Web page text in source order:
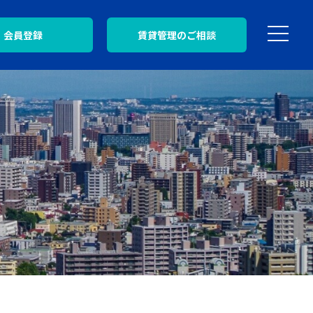
会員登録 賃貸管理のご相談